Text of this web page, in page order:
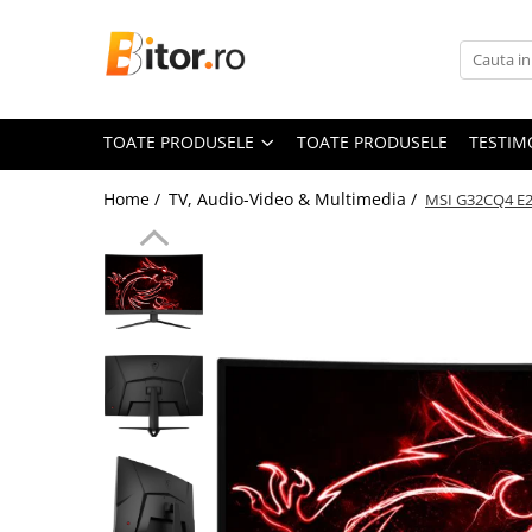
Toate Produsele
Laptop-uri Gaming
Laptop-uri Home
Laptop-uri Workstation
Laptop-uri Business
Chromebook
Desktop Business
Sistem barebone
TOATE PRODUSELE TOATE PRODUSELE
Home / TV, Audio-Video & Multimedia / MSI G32CQ4